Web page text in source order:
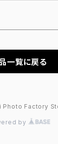
一覧に戻る
Photo Factory
by